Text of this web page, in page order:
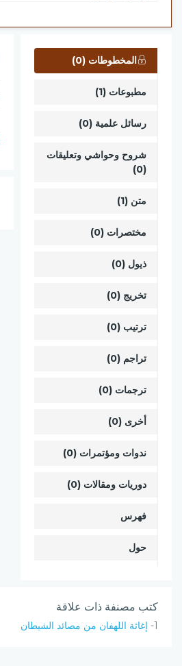
المخطوطات (0)
مطبوعات (1)
رسائل علمية (0)
شروح وحواشي وتعليقات
(0)
متن (1)
مختصرات (0)
ذيول (0)
تخريج (0)
ترتيب (0)
تراجم (0)
ترجمات (0)
أخرى (0)
ندوات ومؤتمرات (0)
دوريات ومقالات (0)
فهرس
حول
كتب مصنفة ذات علاقة
1- إغاثة اللهفان من مصائد الشيطان